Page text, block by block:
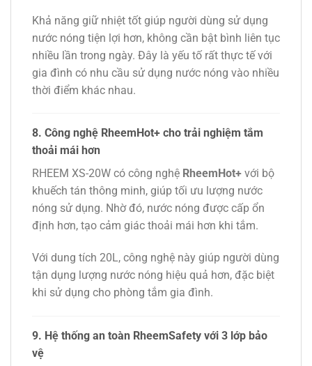
Khả năng giữ nhiệt tốt giúp người dùng sử dụng
nước nóng tiện lợi hơn, không cần bật bình liên tục
nhiều lần trong ngày. Đây là yếu tố rất thực tế với
gia đình có nhu cầu sử dụng nước nóng vào nhiều
thời điểm khác nhau.
8. Công nghệ RheemHot+ cho trải nghiệm tắm
thoải mái hơn
RHEEM XS-20W có công nghệ RheemHot+ với bộ
khuếch tán thông minh, giúp tối ưu lượng nước
nóng sử dụng. Nhờ đó, nước nóng được cấp ổn
định hơn, tạo cảm giác thoải mái hơn khi tắm.
Với dung tích 20L, công nghệ này giúp người dùng
tận dụng lượng nước nóng hiệu quả hơn, đặc biệt
khi sử dụng cho phòng tắm gia đình.
9. Hệ thống an toàn RheemSafety với 3 lớp bảo
vệ